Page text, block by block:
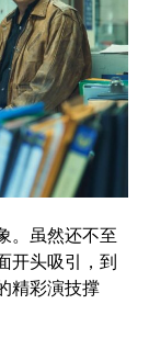
。虽然还不至
开头吸引，到
精彩演技撑